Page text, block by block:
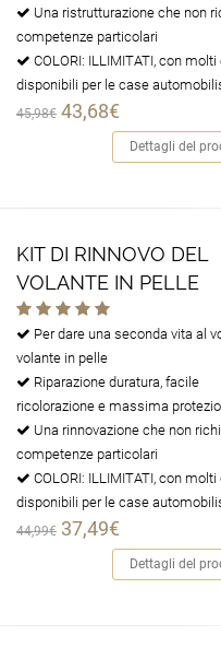
Una ristrutturazione che non
competenze particolari
COLORI: ILLIMITATI, con molti
disponibili per le case
45,98€ 43,68€
Dettagli del
KIT DI RINNOVO DEL
VOLANTE IN PELLE
Per dare una seconda vita al
volante in pelle
Riparazione duratura, facile
ricolorazione e massima
Una rinnovazione che non
competenze particolari
COLORI: ILLIMITATI, con molti
disponibili per le case
44,99€ 37,49€
Dettagli del